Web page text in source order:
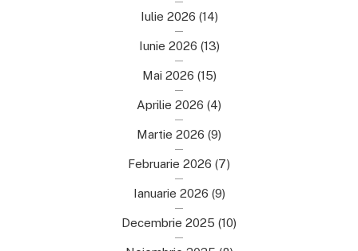
Iulie 2026 (14)
Iunie 2026 (13)
Mai 2026 (15)
Aprilie 2026 (4)
Martie 2026 (9)
Februarie 2026 (7)
Ianuarie 2026 (9)
Decembrie 2025 (10)